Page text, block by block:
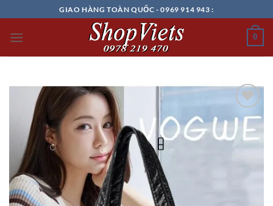
đến
nội
GIAO HÀNG TOÀN QUỐC - 0969 914 943 :
0
Add to
wishlist